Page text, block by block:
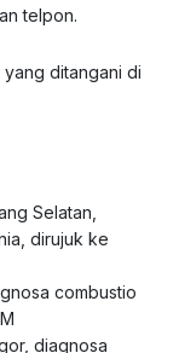
telpon.
ditangani di
Selatan,
dirujuk ke
combustio
diagnosa